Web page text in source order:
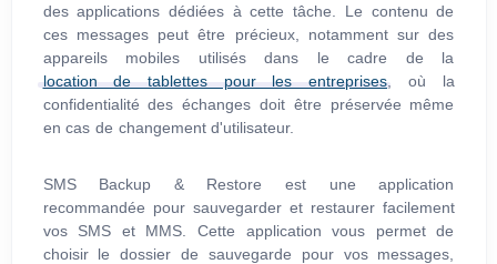
des applications dédiées à cette tâche. Le contenu de
ces messages peut être précieux, notamment sur des
appareils mobiles utilisés dans le cadre de la
location de tablettes pour les entreprises , où la
confidentialité des échanges doit être préservée même
en cas de changement d'utilisateur.
SMS Backup & Restore est une application
recommandée pour sauvegarder et restaurer facilement
vos SMS et MMS. Cette application vous permet de
choisir le dossier de sauvegarde pour vos messages,